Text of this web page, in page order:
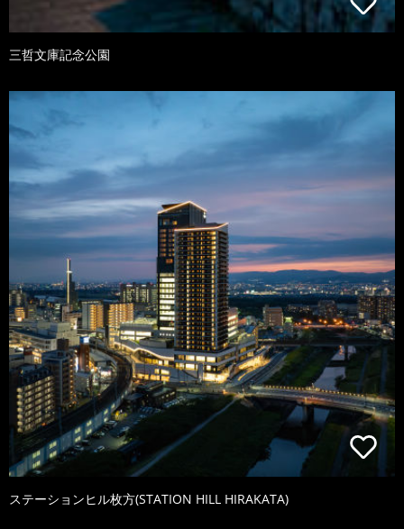
三哲文庫記念公園
ステーションヒル枚方(STATION HILL HIRAKATA)